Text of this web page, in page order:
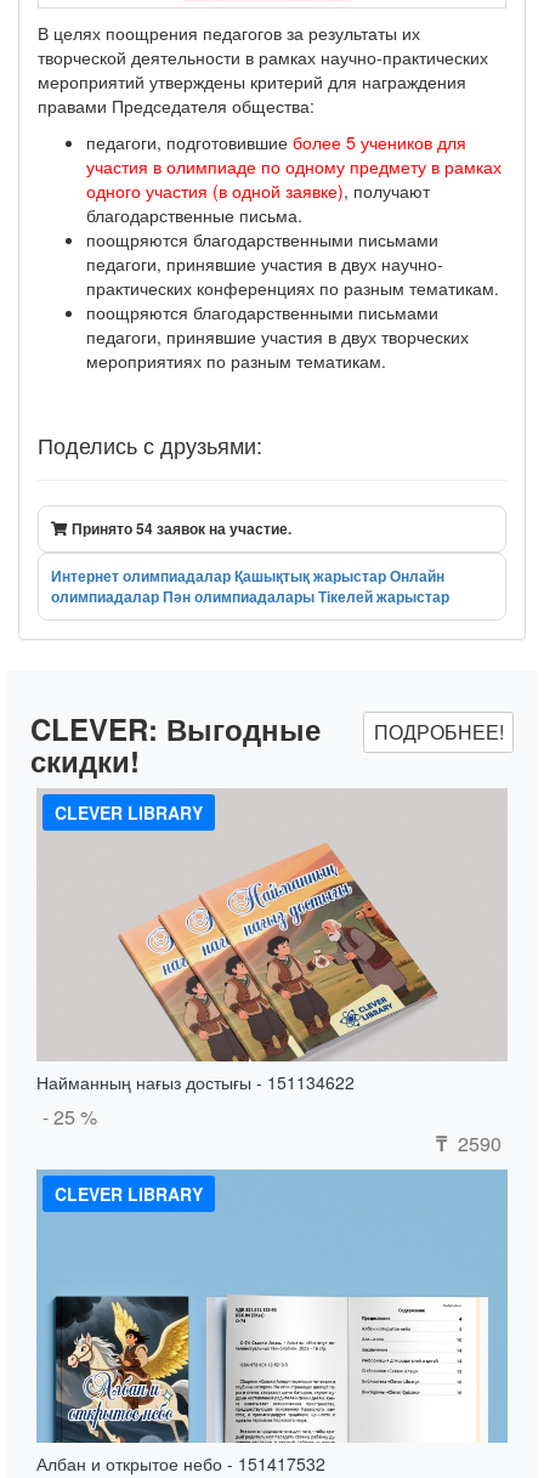
В целях поощрения педагогов за результаты их
творческой деятельности в рамках научно-практических
мероприятий утверждены критерий для награждения
правами Председателя общества:
педагоги, подготовившие более 5 учеников для
участия в олимпиаде по одному предмету в рамках
одного участия (в одной заявке), получают
благодарственные письма.
поощряются благодарственными письмами
педагоги, принявшие участия в двух научно-
практических конференциях по разным тематикам.
поощряются благодарственными письмами
педагоги, принявшие участия в двух творческих
мероприятиях по разным тематикам.
Поделись с друзьями:
Принято 54 заявок на участие.
Интернет олимпиадаларҚашықтық жарыстарОнлайн
олимпиадаларПән олимпиадаларыТікелей жарыстар
CLEVER: Выгодные
скидки!
ПОДРОБНЕЕ!
CLEVER LIBRARY
Найманның нағыз достығы - 151134622
- 25 %
₸ 2590
CLEVER LIBRARY
Албан и открытое небо - 151417532